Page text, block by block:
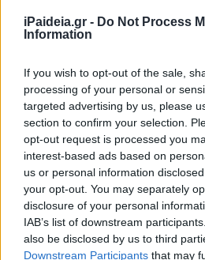
iPaideia.gr - Do Not Process
Information
If you wish to opt-out of the sale,
processing of your personal or
targeted advertising by us, please
section to confirm your selection.
opt-out request is processed you
interest-based ads based on
us or personal information
your opt-out. You may separately
disclosure of your personal
IAB’s list of downstream
also be disclosed by us to third
Downstream Participants that may